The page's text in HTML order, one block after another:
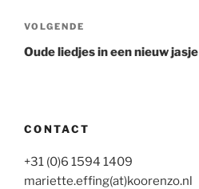
Volgend
bericht
VOLGENDE
Oude liedjes in een nieuw jasje
CONTACT
+31 (0)6 1594 1409
mariette.effing(at)koorenzo.nl